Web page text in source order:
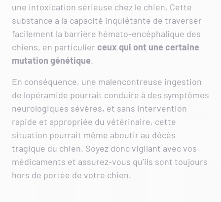
une intoxication sérieuse chez le chien. Cette
substance a la capacité inquiétante de traverser
facilement la barrière hémato-encéphalique des
chiens, en particulier ceux qui ont une certaine
mutation génétique.
En conséquence, une malencontreuse ingestion
de lopéramide pourrait conduire à des symptômes
neurologiques sévères, et sans intervention
rapide et appropriée du vétérinaire, cette
situation pourrait même aboutir au décès
tragique du chien. Soyez donc vigilant avec vos
médicaments et assurez-vous qu’ils sont toujours
hors de portée de votre chien.